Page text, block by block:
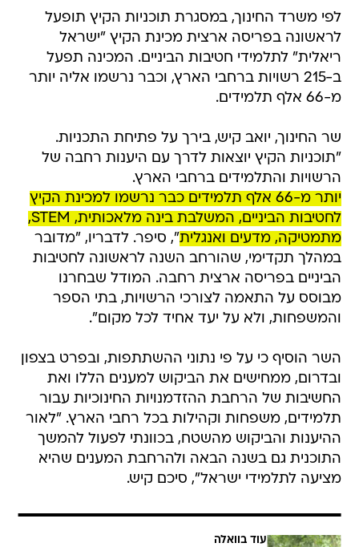
לפי משרד החינוך, במסגרת תוכניות הקיץ תופעל
לראשונה בפריסה ארצית מכינת הקיץ "ישראל
ריאלית" לתלמידי חטיבות הביניים. המכינה תפעל
ב-215 רשויות ברחבי הארץ, וכבר נרשמו אליה יותר
מ-66 אלף תלמידים.
שר החינוך, יואב קיש, בירך על פתיחת התכניות.
"תוכניות הקיץ יוצאות לדרך עם היענות רחבה של
הרשויות והתלמידים ברחבי הארץ.
יותר מ-66 אלף תלמידים כבר נרשמו למכינת הקיץ
לחטיבות הביניים, המשלבת בינה מלאכותית, STEM,
מתמטיקה, מדעים ואנגלית", סיפר. לדבריו, "מדובר
במהלך תקדימי, שהורחב השנה לראשונה לחטיבות
הביניים בפריסה ארצית רחבה. המודל שבחרנו
מבוסס על התאמה לצורכי הרשויות, בתי הספר
והמשפחות, ולא על יעד אחיד לכל מקום".
השר הוסיף כי על פי נתוני ההשתתפות, ובפרט בצפון
ובדרום, ממחישים את הביקוש למענים הללו ואת
החשיבות של הרחבת ההזדמנויות החינוכיות עבור
תלמידים, משפחות וקהילות בכל רחבי הארץ. "לאור
ההיענות והביקוש מהשטח, בכוונתי לפעול להמשך
התוכנית גם בשנה הבאה ולהרחבת המענים שהיא
מציעה לתלמידי ישראל", סיכם קיש.
עוד בוואלה